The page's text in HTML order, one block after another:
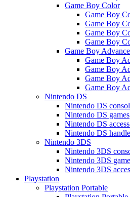
Game Boy Color
Game Boy
Game Boy
Game Boy
Game Boy
Game Boy Advance
Game Boy
Game Boy
Game Boy
Game Boy
Nintendo DS
Nintendo DS
Nintendo DS games
Nintendo DS
Nintendo DS
Nintendo 3DS
Nintendo 3DS
Nintendo 3DS
Nintendo 3DS
Playstation
Playstation Portable